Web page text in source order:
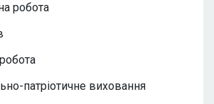
робота
патріотичне виховання